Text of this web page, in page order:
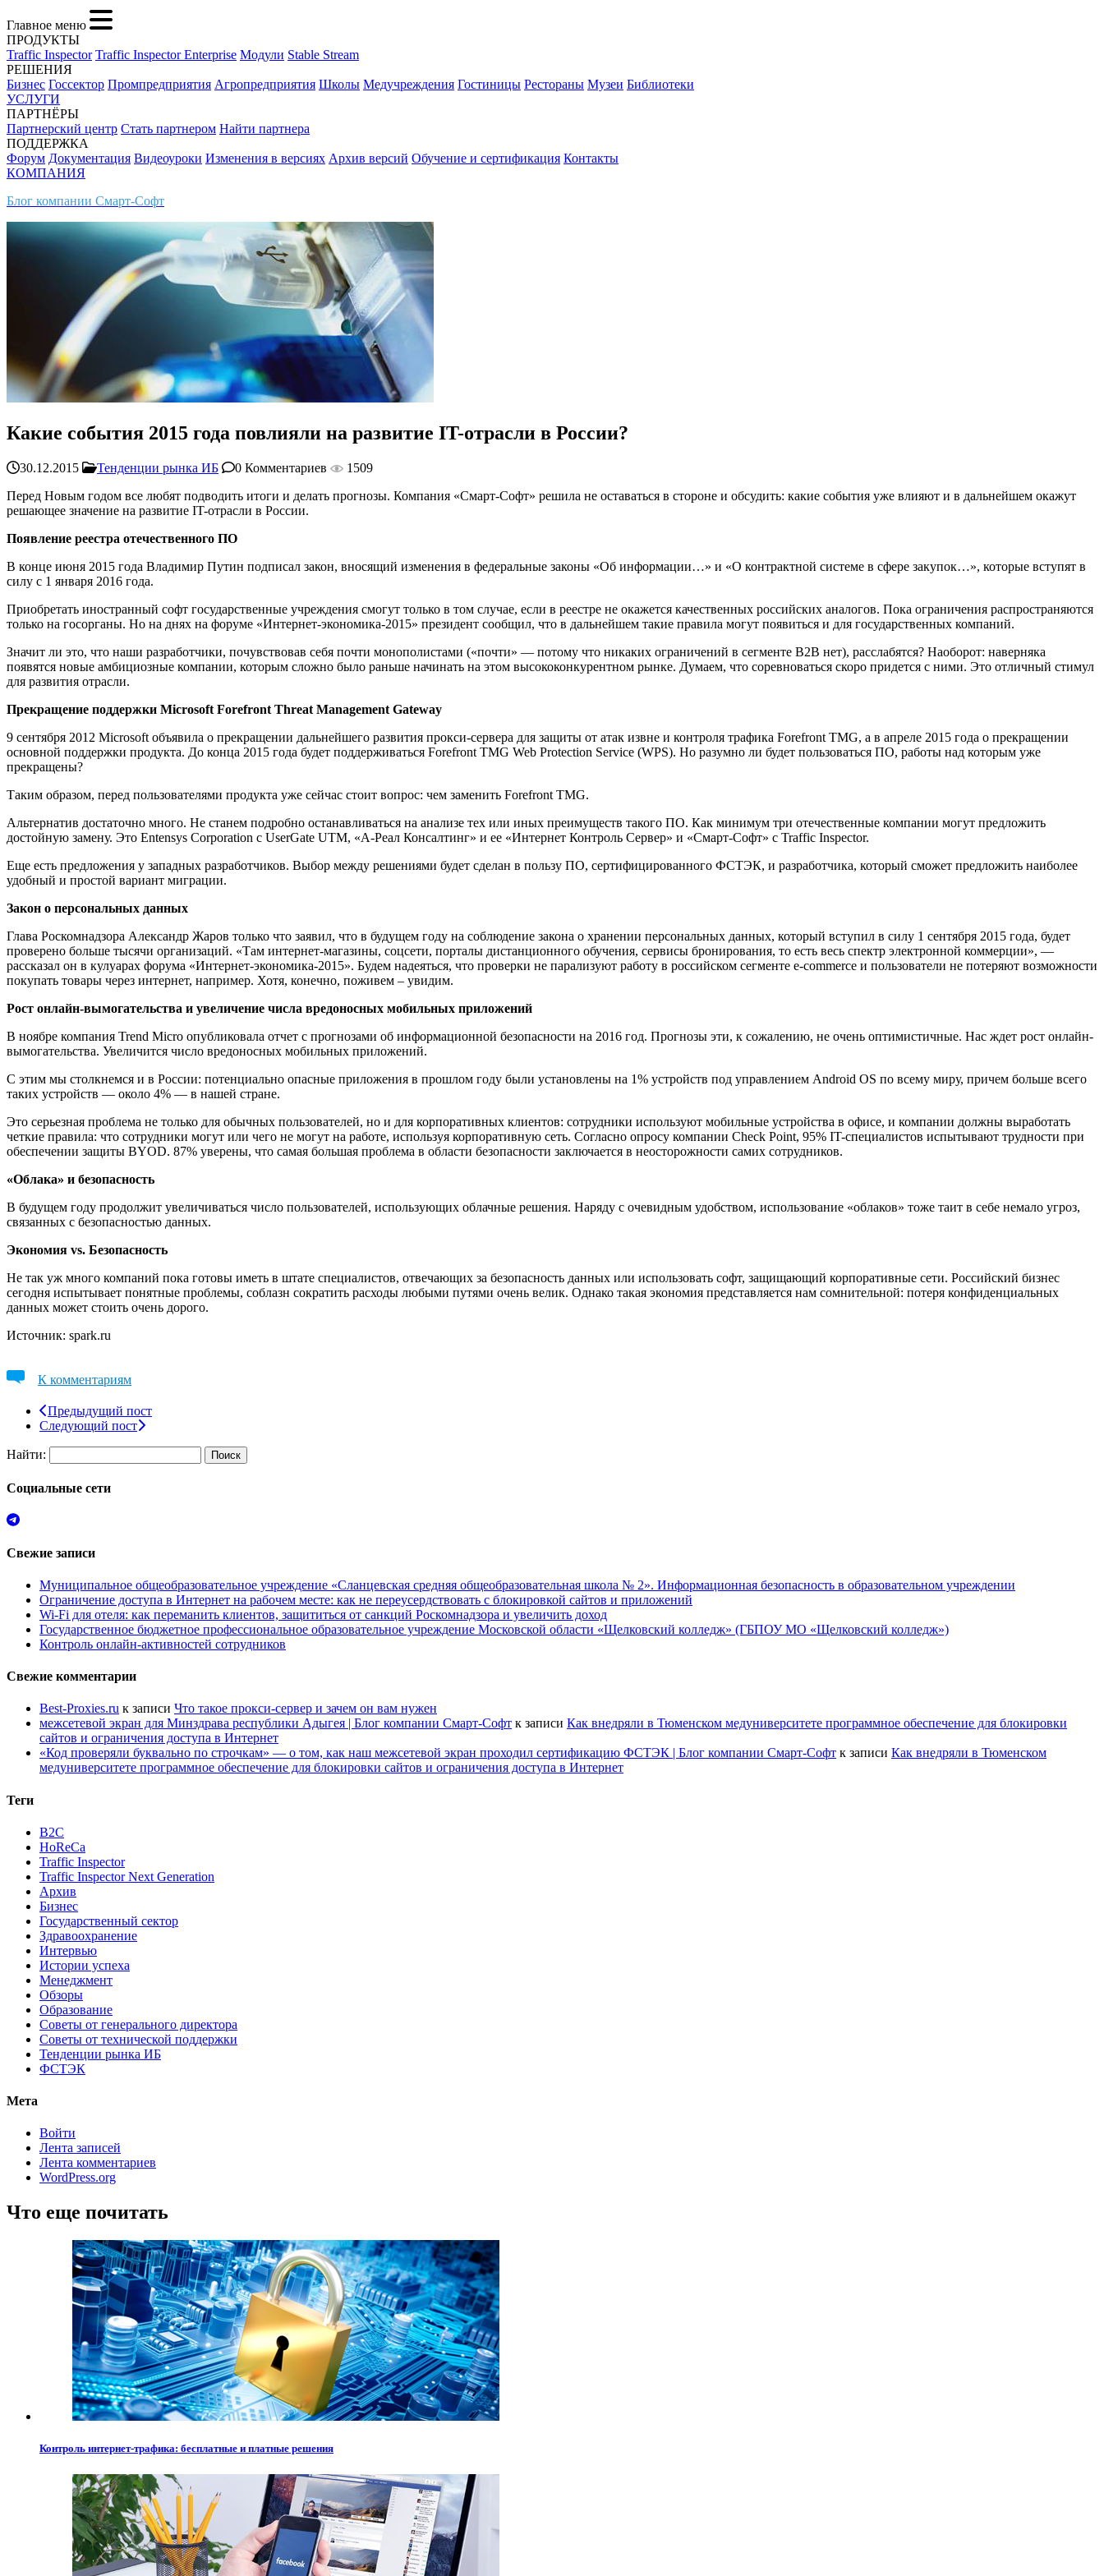
Главное меню
ПРОДУКТЫ
Traffic Inspector Traffic Inspector Enterprise Модули Stable Stream
РЕШЕНИЯ
Бизнес Госсектор Промпредприятия Агропредприятия Школы Медучреждения Гостиницы Рестораны Музеи Библиотеки
УСЛУГИ
ПАРТНЁРЫ
Партнерский центр Стать партнером Найти партнера
ПОДДЕРЖКА
Форум Документация Видеоуроки Изменения в версиях Архив версий Обучение и сертификация Контакты
КОМПАНИЯ
Блог компании Смарт-Софт
Какие события 2015 года повлияли на развитие IT-отрасли в России?
30.12.2015 Тенденции рынка ИБ 0 Комментариев
1509
Перед Новым годом все любят подводить итоги и делать прогнозы. Компания «Смарт-Софт» решила не оставаться в стороне и обсудить: какие события уже влияют и в дальнейшем окажут
решающее значение на развитие IT-отрасли в России.
Появление реестра отечественного ПО
В конце июня 2015 года Владимир Путин подписал закон, вносящий изменения в федеральные законы «Об информации…» и «О контрактной системе в сфере закупок…», которые вступят в
силу с 1 января 2016 года.
Приобретать иностранный софт государственные учреждения смогут только в том случае, если в реестре не окажется качественных российских аналогов. Пока ограничения распространяются
только на госорганы. Но на днях на форуме «Интернет-экономика-2015» президент сообщил, что в дальнейшем такие правила могут появиться и для государственных компаний.
Значит ли это, что наши разработчики, почувствовав себя почти монополистами («почти» — потому что никаких ограничений в сегменте B2B нет), расслабятся? Наоборот: наверняка
появятся новые амбициозные компании, которым сложно было раньше начинать на этом высококонкурентном рынке. Думаем, что соревноваться скоро придется с ними. Это отличный стимул
для развития отрасли.
Прекращение поддержки Microsoft Forefront Threat Management Gateway
9 сентября 2012 Microsoft объявила о прекращении дальнейшего развития прокси-сервера для защиты от атак извне и контроля трафика Forefront TMG, а в апреле 2015 года о прекращении
основной поддержки продукта. До конца 2015 года будет поддерживаться Forefront TMG Web Protection Service (WPS). Но разумно ли будет пользоваться ПО, работы над которым уже
прекращены?
Таким образом, перед пользователями продукта уже сейчас стоит вопрос: чем заменить Forefront TMG.
Альтернатив достаточно много. Не станем подробно останавливаться на анализе тех или иных преимуществ такого ПО. Как минимум три отечественные компании могут предложить
достойную замену. Это Entensys Corporation с UserGate UTM, «А-Реал Консалтинг» и ее «Интернет Контроль Сервер» и «Смарт-Софт» с Traffic Inspector.
Еще есть предложения у западных разработчиков. Выбор между решениями будет сделан в пользу ПО, сертифицированного ФСТЭК, и разработчика, который сможет предложить наиболее
удобный и простой вариант миграции.
Закон о персональных данных
Глава Роскомнадзора Александр Жаров только что заявил, что в будущем году на соблюдение закона о хранении персональных данных, который вступил в силу 1 сентября 2015 года, будет
проверено больше тысячи организаций. «Там интернет-магазины, соцсети, порталы дистанционного обучения, сервисы бронирования, то есть весь спектр электронной коммерции», —
рассказал он в кулуарах форума «Интернет-экономика-2015». Будем надеяться, что проверки не парализуют работу в российском сегменте e-commerce и пользователи не потеряют возможности
покупать товары через интернет, например. Хотя, конечно, поживем – увидим.
Рост онлайн-вымогательства и увеличение числа вредоносных мобильных приложений
В ноябре компания Trend Micro опубликовала отчет с прогнозами об информационной безопасности на 2016 год. Прогнозы эти, к сожалению, не очень оптимистичные. Нас ждет рост онлайн-
вымогательства. Увеличится число вредоносных мобильных приложений.
С этим мы столкнемся и в России: потенциально опасные приложения в прошлом году были установлены на 1% устройств под управлением Android OS по всему миру, причем больше всего
таких устройств — около 4% — в нашей стране.
Это серьезная проблема не только для обычных пользователей, но и для корпоративных клиентов: сотрудники используют мобильные устройства в офисе, и компании должны выработать
четкие правила: что сотрудники могут или чего не могут на работе, используя корпоративную сеть. Согласно опросу компании Check Point, 95% IT-специалистов испытывают трудности при
обеспечении защиты BYOD. 87% уверены, что самая большая проблема в области безопасности заключается в неосторожности самих сотрудников.
«Облака» и безопасность
В будущем году продолжит увеличиваться число пользователей, использующих облачные решения. Наряду с очевидным удобством, использование «облаков» тоже таит в себе немало угроз,
связанных с безопасностью данных.
Экономия vs. Безопасность
Не так уж много компаний пока готовы иметь в штате специалистов, отвечающих за безопасность данных или использовать софт, защищающий корпоративные сети. Российский бизнес
сегодня испытывает понятные проблемы, соблазн сократить расходы любыми путями очень велик. Однако такая экономия представляется нам сомнительной: потеря конфиденциальных
данных может стоить очень дорого.
Источник: spark.ru
К комментариям
Предыдущий пост
Следующий пост
Найти:
Социальные сети
Свежие записи
Муниципальное общеобразовательное учреждение «Сланцевская средняя общеобразовательная школа № 2». Информационная безопасность в образовательном учреждении
Ограничение доступа в Интернет на рабочем месте: как не переусердствовать с блокировкой сайтов и приложений
Wi-Fi для отеля: как переманить клиентов, защититься от санкций Роскомнадзора и увеличить доход
Государственное бюджетное профессиональное образовательное учреждение Московской области «Щелковский колледж» (ГБПОУ МО «Щелковский колледж»)
Контроль онлайн-активностей сотрудников
Свежие комментарии
Best-Proxies.ru к записи Что такое прокси-сервер и зачем он вам нужен
межсетевой экран для Минздрава республики Адыгея | Блог компании Смарт-Софт к записи Как внедряли в Тюменском медуниверситете программное обеспечение для блокировки
сайтов и ограничения доступа в Интернет
«Код проверяли буквально по строчкам» — о том, как наш межсетевой экран проходил сертификацию ФСТЭК | Блог компании Смарт-Софт к записи Как внедряли в Тюменском
медуниверситете программное обеспечение для блокировки сайтов и ограничения доступа в Интернет
Теги
B2C
HoReCa
Traffic Inspector
Traffic Inspector Next Generation
Архив
Бизнес
Государственный сектор
Здравоохранение
Интервью
Истории успеха
Менеджмент
Обзоры
Образование
Советы от генерального директора
Советы от технической поддержки
Тенденции рынка ИБ
ФСТЭК
Мета
Войти
Лента записей
Лента комментариев
WordPress.org
Что еще почитать
Контроль интернет-трафика: бесплатные и платные решения